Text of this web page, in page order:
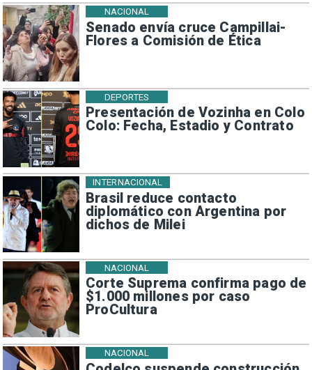
Senado envía cruce Campillai-
Flores a Comisión de Ética
NACIONAL
Presentación de Vozinha en Colo
Colo: Fecha, Estadio y Contrato
DEPORTES
Brasil reduce contacto
diplomático con Argentina por
dichos de Milei
INTERNACIONAL
Corte Suprema confirma pago de
$1.000 millones por caso
ProCultura
NACIONAL
NACIONAL